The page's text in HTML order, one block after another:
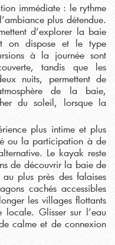
immédiate : le rythme
plus détendue.
d’explorer la baie
on dispose et le type
à la journée sont
tandis que les
nuits, permettent de
de la baie,
du soleil, lorsque la
plus intime et plus
ou la participation à de
Le kayak reste
de découvrir la baie de
plus près des falaises
cachés accessibles
les villages flottants
Glisser sur l’eau
calme et de connexion